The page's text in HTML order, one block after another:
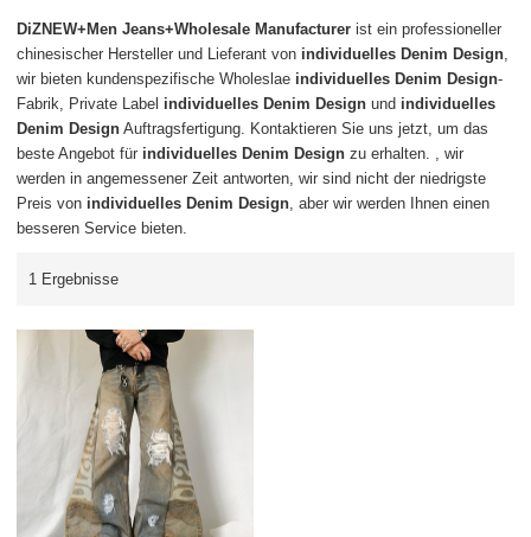
DiZNEW+Men Jeans+Wholesale Manufacturer ist ein professioneller
chinesischer Hersteller und Lieferant von individuelles Denim Design,
wir bieten kundenspezifische Wholeslae individuelles Denim Design-
Fabrik, Private Label individuelles Denim Design und individuelles
Denim Design Auftragsfertigung. Kontaktieren Sie uns jetzt, um das
beste Angebot für individuelles Denim Design zu erhalten. , wir
werden in angemessener Zeit antworten, wir sind nicht der niedrigste
Preis von individuelles Denim Design, aber wir werden Ihnen einen
besseren Service bieten.
1 Ergebnisse